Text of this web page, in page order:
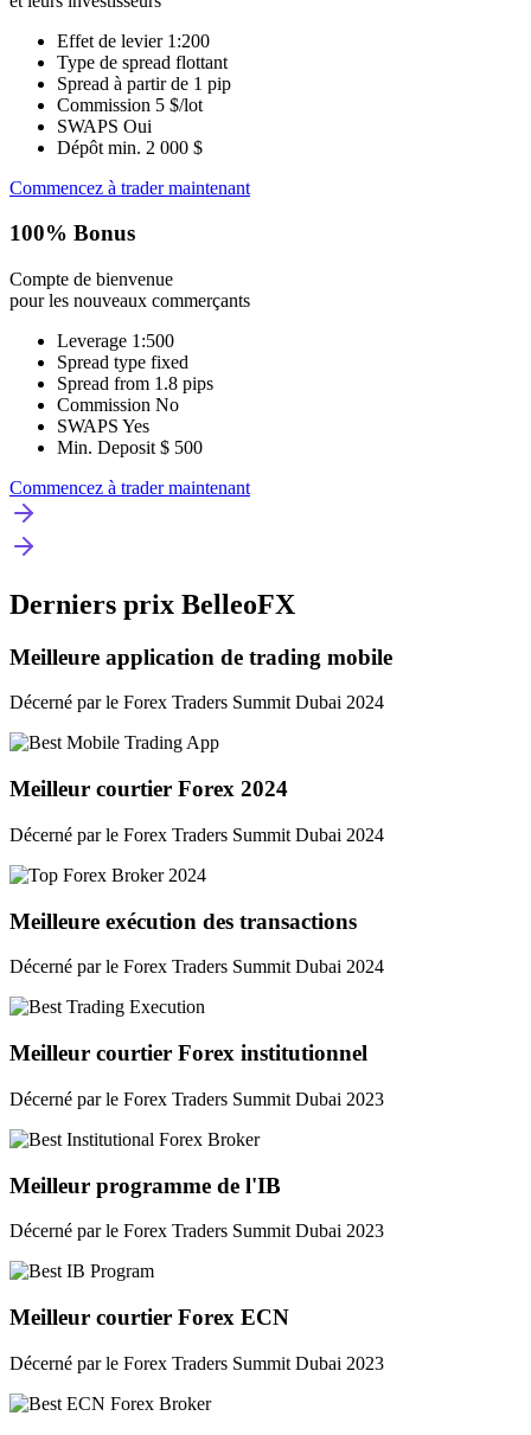
Effet de levier 1:200
Type de spread flottant
Spread à partir de 1 pip
Commission 5 $/lot
SWAPS Oui
Dépôt min. 2 000 $
Commencez à trader maintenant
100% Bonus
Compte de bienvenue
pour les nouveaux commerçants
Leverage 1:500
Spread type fixed
Spread from 1.8 pips
Commission No
SWAPS Yes
Min. Deposit $ 500
Commencez à trader maintenant
Derniers prix BelleoFX
Meilleure application de trading mobile
Décerné par le Forex Traders Summit Dubai 2024
Meilleur courtier Forex 2024
Décerné par le Forex Traders Summit Dubai 2024
Meilleure exécution des transactions
Décerné par le Forex Traders Summit Dubai 2024
Meilleur courtier Forex institutionnel
Décerné par le Forex Traders Summit Dubai 2023
Meilleur programme de l'IB
Décerné par le Forex Traders Summit Dubai 2023
Meilleur courtier Forex ECN
Décerné par le Forex Traders Summit Dubai 2023